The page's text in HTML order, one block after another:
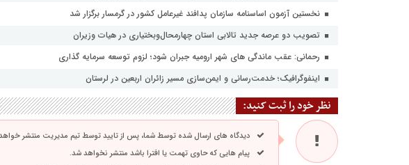
نخستین آزمون اساسنامه سازمان پدافند غیرعامل کشور در گرمسار برگزار شد
تصویب دو عرصه جدید تالابی استان چهارمحال‌وبختیاری در هیات وزیران
رحمانی: عقب ماندگی های شهر ارومیه جبران شود؛ لزوم توسعه سرمایه گذاری
اینفوگرافیک؛ خدمت‌رسانی و ایمن‌سازی مسیر زائران اربعین در لرستان
نظر خود را ثبت کنید:
دیدگاه های ارسال شده توسط شما، پس از تایید توسط تیم مدیریت منتشر
پیام هایی که حاوی تهمت یا افترا باشد منتشر نخواهد شد.